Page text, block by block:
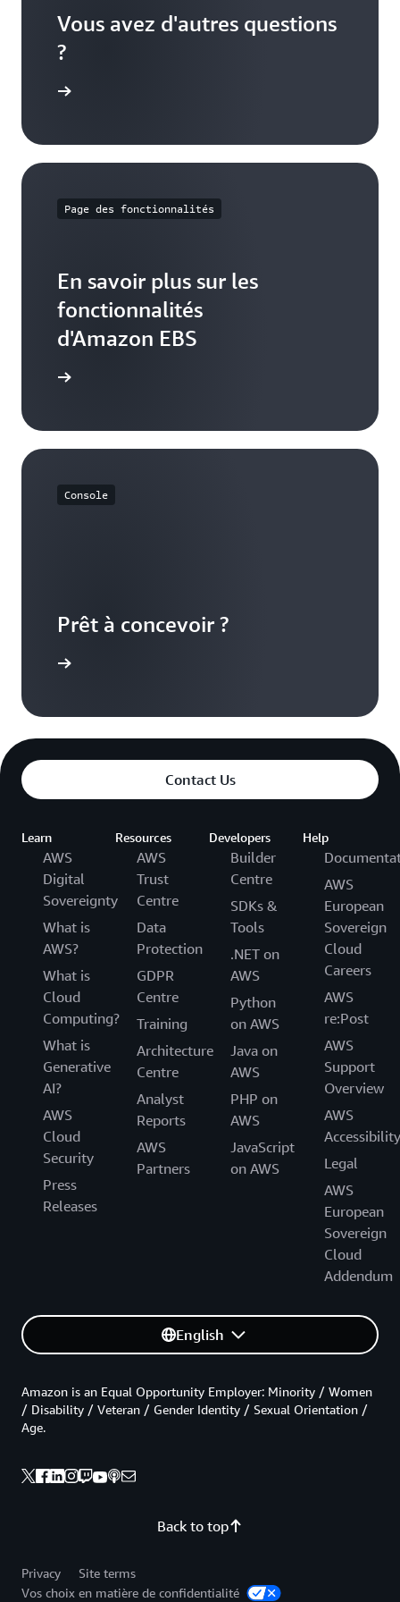
Vous avez d'autres questions
?
Page des fonctionnalités
En savoir plus sur les
fonctionnalités
d'Amazon EBS
Console
Prêt à concevoir ?
Contact Us
Learn
AWS
Digital
Sovereignty
What is
AWS?
What is
Cloud
Computing?
What is
Generative
AI?
AWS
Cloud
Security
Press
Releases
Resources
AWS
Trust
Centre
Data
Protection
GDPR
Centre
Training
Architecture
Centre
Analyst
Reports
AWS
Partners
Developers
Builder
Centre
SDKs &
Tools
.NET on
AWS
Python
on AWS
Java on
AWS
PHP on
AWS
JavaScript
on AWS
Help
AWS
European
Sovereign
Cloud
Careers
AWS
re:Post
AWS
Support
Overview
AWS
Accessibility
Legal
AWS
European
Sovereign
Cloud
Addendum
English
Back to top
Amazon is an Equal Opportunity Employer: Minority / Women
/ Disability / Veteran / Gender Identity / Sexual Orientation /
Age.
Privacy
Site terms
Vos choix en matière de confidentialité